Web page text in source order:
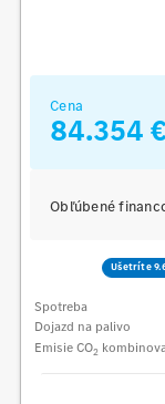
Cena
84.354
Obľúbené
Ušetríte
Spotreba
Dojazd na palivo
Emisie CO2